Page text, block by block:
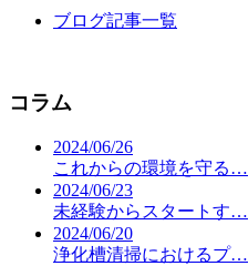
ブログ記事一覧
コラム
2024/06/26
これからの環境を守る…
2024/06/23
未経験からスタートす…
2024/06/20
浄化槽清掃におけるプ…